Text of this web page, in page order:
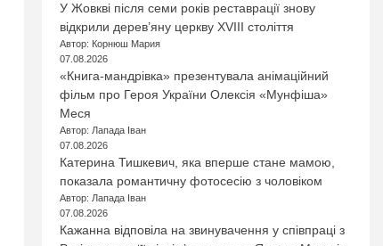
У Жовкві після семи років реставрації знову
відкрили дерев’яну церкву XVIII століття
Автор: Корнюш Мария
07.08.2026
«Книга-мандрівка» презентувала анімаційний
фільм про Героя України Олексія «Мунфіша»
Меся
Автор: Лапада Іван
07.08.2026
Катерина Тишкевич, яка вперше стане мамою,
показала романтичну фотосесію з чоловіком
Автор: Лапада Іван
07.08.2026
Кажанна відповіла на звинувачення у співпраці з